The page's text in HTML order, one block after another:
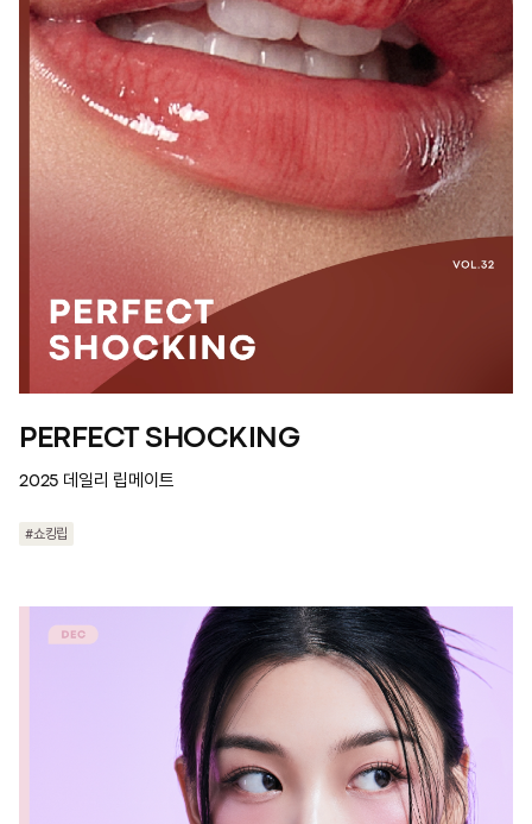
PERFECT SHOCKING
2025 데일리 립메이트
#쇼킹립